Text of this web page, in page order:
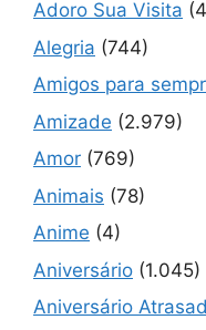
Adoro Sua Visita
Alegria (744)
Amigos para
Amizade (2.979)
Amor (769)
Animais (78)
Anime (4)
Aniversário (1.045)
Aniversário